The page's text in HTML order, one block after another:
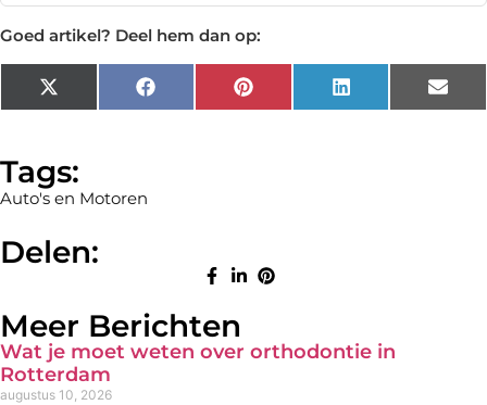
Goed artikel? Deel hem dan op:
X
(Twitter)
Facebook Pinterest LinkedIn
Tags:
Auto's en Motoren
Delen:
Meer Berichten
Wat je moet weten over orthodontie in
Rotterdam
augustus 10, 2026